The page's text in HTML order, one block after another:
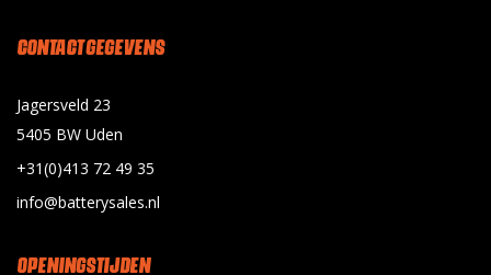
CONTACT GEGEVENS
Jagersveld 23
5405 BW Uden
+31(0)413 72 49 35
info@batterysales.nl
OPENINGSTIJDEN